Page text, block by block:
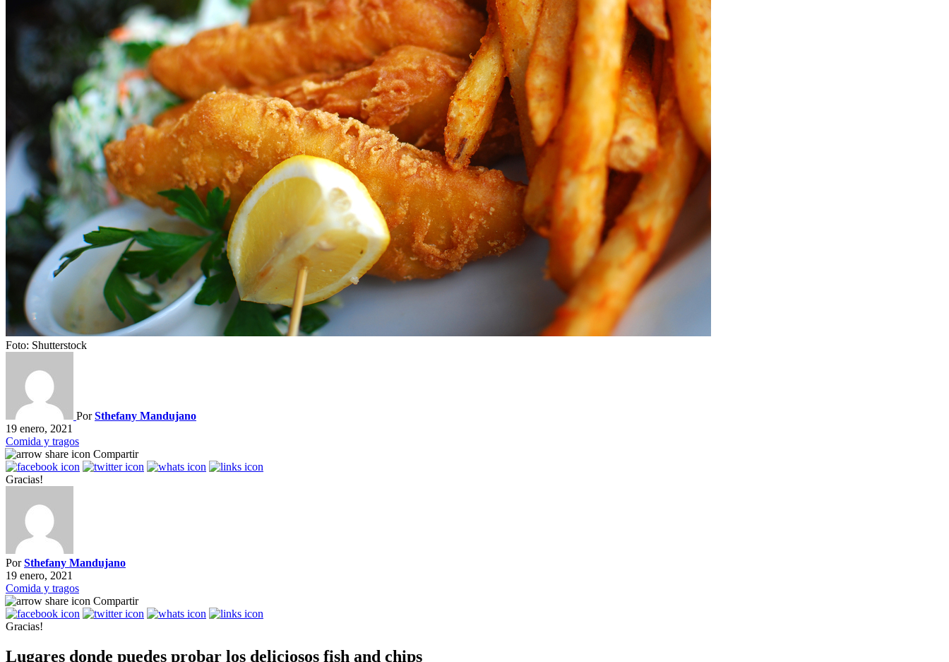
Foto: Shutterstock
PorSthefany Mandujano
19 enero, 2021
Comida y tragos
Compartir
Gracias!
PorSthefany Mandujano
19 enero, 2021
Comida y tragos
Compartir
Gracias!
Lugares donde puedes probar los deliciosos fish and chips